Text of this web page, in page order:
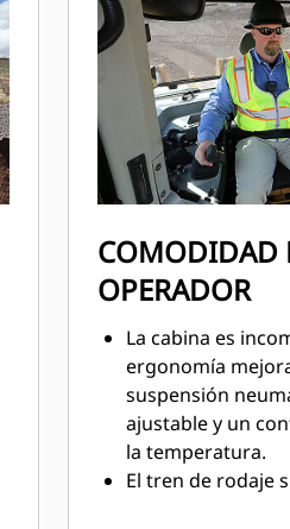
COMODIDAD
OPERADOR
La cabina es
ergonomía
suspensión
ajustable y un
la temperatura.
El tren de rodaje